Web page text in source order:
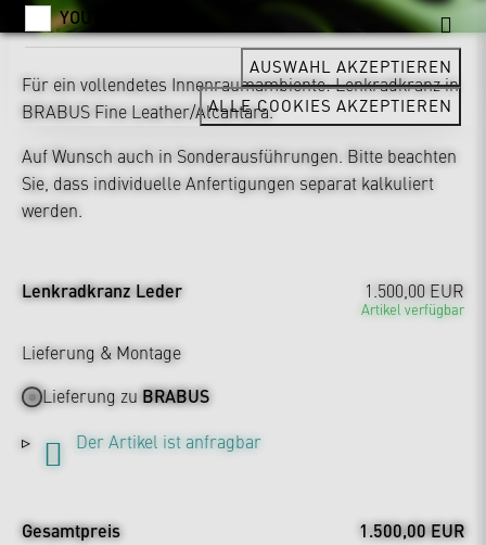
Für ein vollendetes Innenraumambiente: Lenkradkranz in
BRABUS Fine Leather/Alcantara.
Auf Wunsch auch in Sonderausführungen. Bitte beachten
Sie, dass individuelle Anfertigungen separat kalkuliert
werden.
Lenkradkranz Leder 1.500,00 EUR
Artikel verfügbar
Lieferung & Montage
Lieferung zuBRABUS
Der Artikel ist anfragbar
Gesamtpreis 1.500,00 EUR
YOUTUBE
AUSWAHL AKZEPTIEREN
ALLE COOKIES AKZEPTIEREN